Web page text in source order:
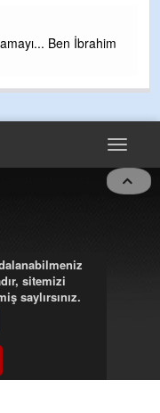
Toggle
İşmerkezi
sitemizi
saylırsınız.